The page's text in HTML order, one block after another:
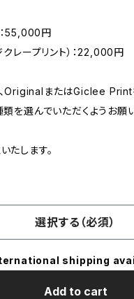
55,000円
レープリント）：22,000円
OriginalまたはGiclee Print
を選んでいただくようお願い
たします。
選択する（必須）
shipping
Add to cart